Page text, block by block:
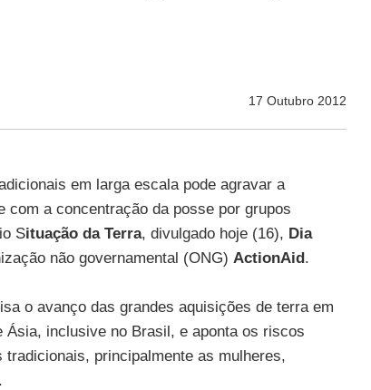
17 Outubro 2012
em larga escala pode agravar a
com a concentração da posse por grupos
Situação da Terra, divulgado hoje (16), Dia
não governamental (ONG) ActionAid.
o avanço das grandes aquisições de terra em
inclusive no Brasil, e aponta os riscos
principalmente as mulheres,